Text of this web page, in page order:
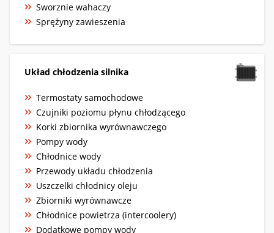
Sworznie wahaczy
Sprężyny zawieszenia
Układ chłodzenia silnika
Termostaty samochodowe
Czujniki poziomu płynu chłodzącego
Korki zbiornika wyrównawczego
Pompy wody
Chłodnice wody
Przewody układu chłodzenia
Uszczelki chłodnicy oleju
Zbiorniki wyrównawcze
Chłodnice powietrza (intercoolery)
Dodatkowe pompy wody